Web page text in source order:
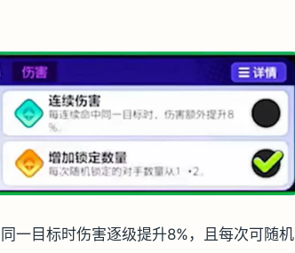
一目标时伤害逐级提升8%，且每次可随机